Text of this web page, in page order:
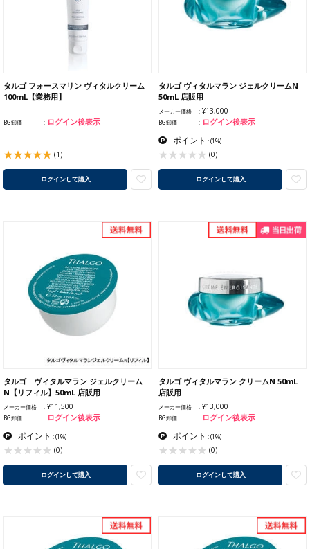
タルゴ フォースマリン ヴィタルクリーム
100mL【業務用】
BG卸価 ログイン後表示
(1)
ログインして購入
タルゴ ヴィタルマラン ジェルクリームN
50mL 店販用
メーカー価格 ¥13,000
BG卸価 ログイン後表示
ポイント :(1%)
(0)
ログインして購入
タルゴ ヴィタルマラン ジェルクリーム
N【リフィル】50mL 店販用
メーカー価格 ¥11,500
BG卸価 ログイン後表示
ポイント :(1%)
(0)
ログインして購入
タルゴ ヴィタルマラン クリームN 50mL
店販用
メーカー価格 ¥13,000
BG卸価 ログイン後表示
ポイント :(1%)
(0)
ログインして購入